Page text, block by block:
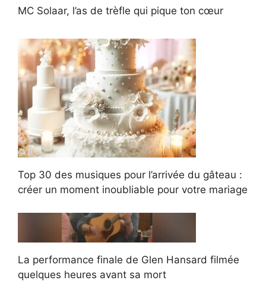
MC Solaar, l’as de trèfle qui pique ton cœur
Top 30 des musiques pour l’arrivée du gâteau :
créer un moment inoubliable pour votre mariage
La performance finale de Glen Hansard filmée
quelques heures avant sa mort